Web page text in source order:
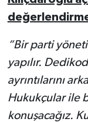
“Bir parti
yapılır.
ayrıntılarını
Hukukçular ile
konuşacağız.